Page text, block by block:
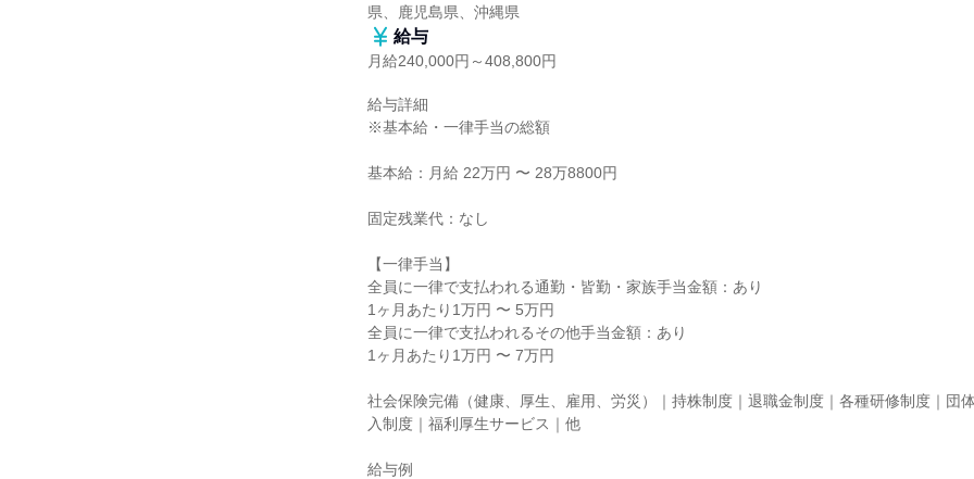
県、鹿児島県、沖縄県
給与
月給240,000円～408,800円
給与詳細
※基本給・一律手当の総額
基本給：月給 22万円 〜 28万8800円
固定残業代：なし
【一律手当】
全員に一律で支払われる通勤・皆勤・家族手当金額：あり
1ヶ月あたり1万円 〜 5万円
全員に一律で支払われるその他手当金額：あり
1ヶ月あたり1万円 〜 7万円
社会保険完備（健康、厚生、雇用、労災）｜持株制度｜退職金制度｜各種研修制度｜団
入制度｜福利厚生サービス｜他
給与例